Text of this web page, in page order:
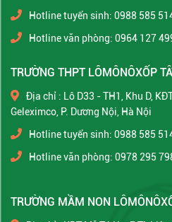
Hotline tuyển sinh: 0988 585
Hotline văn phòng: 0964 127
TRƯỜNG THPT LÔMÔNÔXỐP
Địa chỉ : Lô D33 - TH1, Khu D,
Geleximco, P. Dương Nội, Hà Nội
Hotline tuyển sinh: 0988 585
Hotline văn phòng: 0978 295
TRƯỜNG MẦM NON